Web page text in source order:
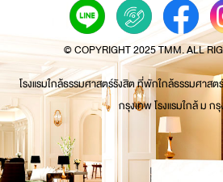
© COPYRIGHT 2025 TMM. ALL
โรงแรมใกล้ธรรมศาสตร์รังสิต ที่พักใกล้ธรรมศาสต
กรุงเทพ โรงแรมใกล้ ม ก